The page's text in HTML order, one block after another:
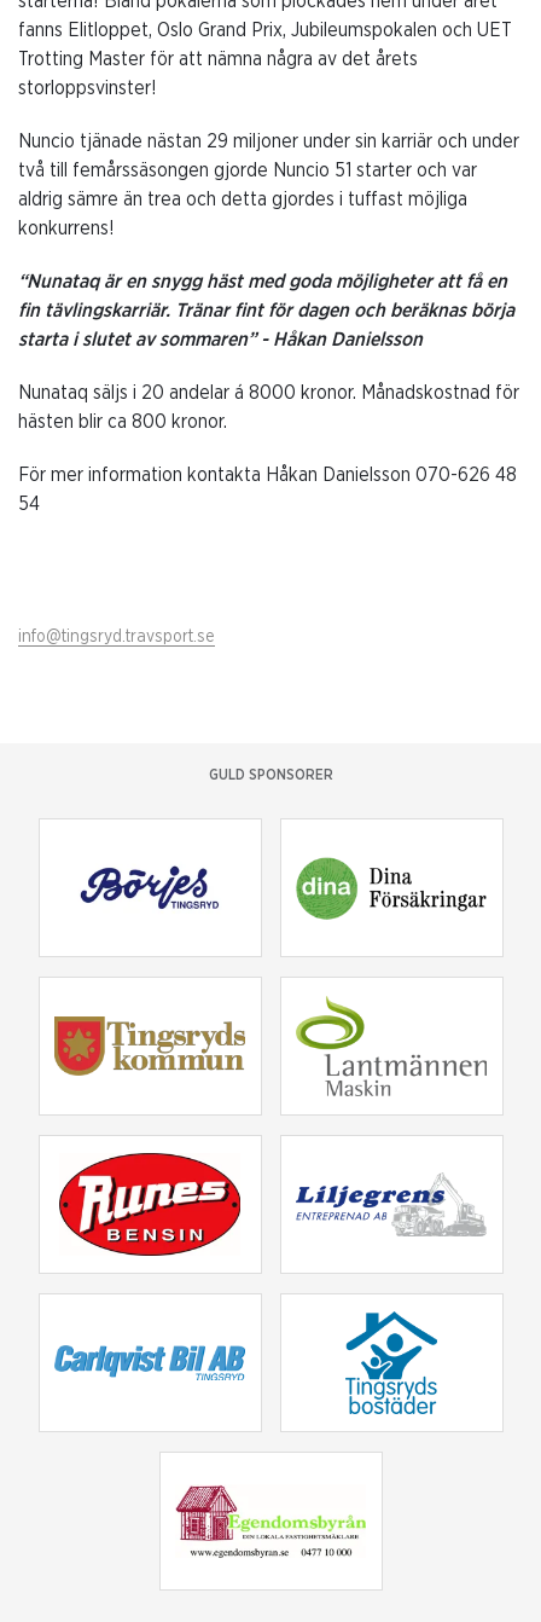
fanns Elitloppet, Oslo Grand Prix, Jubileumspokalen och UET
Trotting Master för att nämna några av det årets
storloppsvinster!
Nuncio tjänade nästan 29 miljoner under sin karriär och under
två till femårssäsongen gjorde Nuncio 51 starter och var
aldrig sämre än trea och detta gjordes i tuffast möjliga
konkurrens!
“Nunataq är en snygg häst med goda möjligheter att få en
fin tävlingskarriär. Tränar fint för dagen och beräknas börja
starta i slutet av sommaren” - Håkan Danielsson
Nunataq säljs i 20 andelar á 8000 kronor. Månadskostnad för
hästen blir ca 800 kronor.
För mer information kontakta Håkan Danielsson 070-626 48
54
info@tingsryd.travsport.se
GULD SPONSORER